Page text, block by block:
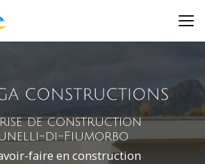
de construction
di-Fiumorbo
faire en construction